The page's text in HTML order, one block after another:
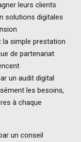
leurs clients
solutions digitales
simple prestation
de partenariat
un audit digital
les besoins,
à chaque
un conseil